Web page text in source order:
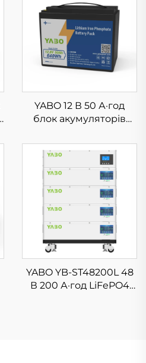
YABO 12 В 50 А·год
блок акумуляторів
рішення на основі
літій-залізо-фосфату
для сонячної енергії,
кемпінгу та
автономних систем
зберігання енергії
YABO YB-ST48200L 48
В 200 А·год LiFePO4